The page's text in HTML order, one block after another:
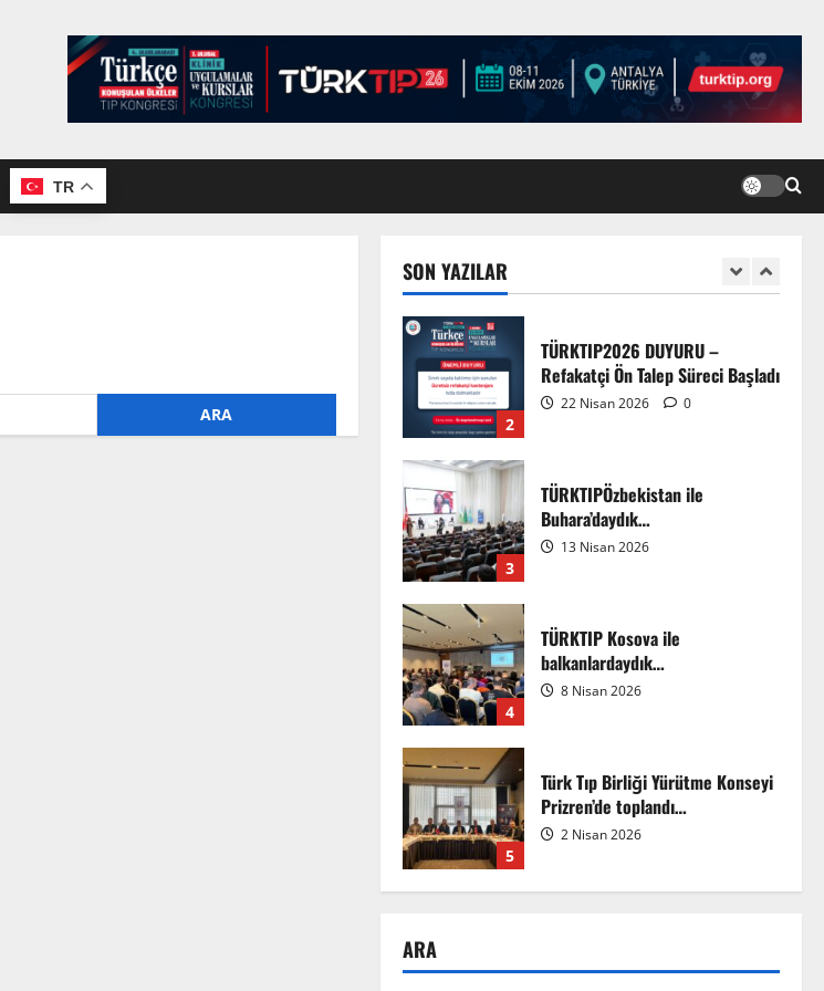
TR
SON YAZILAR
Türk Tıp Birliği Yürütme Konseyi
Prizren’de toplandı…
2 Nisan 2026
1
Anadolu’dan Orta Asya’ya Bilimsel
İş Birliği Zirvesi – Ağrı
2
TÜRKTIP2026 DUYURU –
Refakatçi Ön Talep Süreci Başladı
22 Nisan 2026 0
3
TÜRKTIPÖzbekistan ile
Buhara’daydık…
13 Nisan 2026
4
TÜRKTIP Kosova ile
balkanlardaydık…
8 Nisan 2026
5
Türk Tıp Birliği Yürütme Konseyi
Prizren’de toplandı…
2 Nisan 2026
Buluşturmak: Türk Dünyası
ARA